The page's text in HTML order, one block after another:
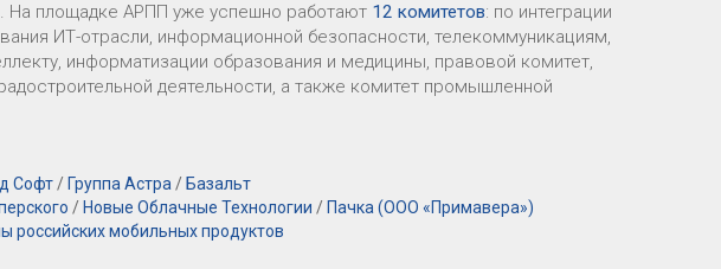
На площадке АРПП уже успешно работают 12 комитетов: по интеграции
ИТ-отрасли, информационной безопасности, телекоммуникациям,
информатизации образования и медицины, правовой комитет,
деятельности, а также комитет промышленной
Софт/ Группа Астра/ Базальт
/ Новые Облачные Технологии / Пачка (ООО «Примавера»)
российских мобильных продуктов